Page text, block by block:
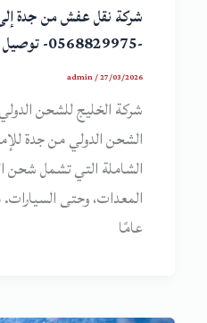
شركة نقل عفش من جدة
-0568829975- توصيل سريع من الباب للباب
admin/27/03/2026
شركة الخليج للشحن
الشحن الدولي من جدة
الشاملة التي تشمل شحن
عامًا